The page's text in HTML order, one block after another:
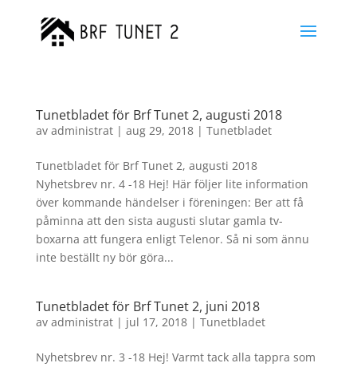
Tunetbladet för Brf Tunet 2, augusti 2018
av administrat| aug 29, 2018| Tunetbladet
Tunetbladet för Brf Tunet 2, augusti 2018
Nyhetsbrev nr. 4 -18 Hej! Här följer lite information
över kommande händelser i föreningen: Ber att få
påminna att den sista augusti slutar gamla tv-
boxarna att fungera enligt Telenor. Så ni som ännu
inte beställt ny bör göra...
Tunetbladet för Brf Tunet 2, juni 2018
av administrat| jul 17, 2018| Tunetbladet
Nyhetsbrev nr. 3 -18 Hej! Varmt tack alla tappra som